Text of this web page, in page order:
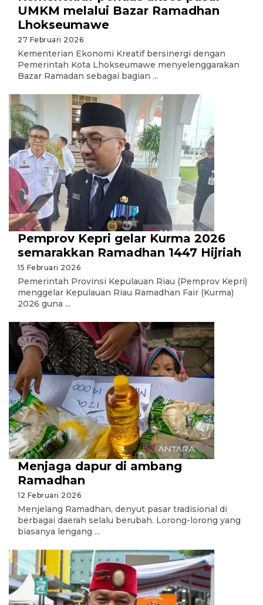
UMKM melalui Bazar Ramadhan
Lhokseumawe
27 Februari 2026
Kementerian Ekonomi Kreatif bersinergi dengan
Pemerintah Kota Lhokseumawe menyelenggarakan
Bazar Ramadan sebagai bagian ...
Pemprov Kepri gelar Kurma 2026
semarakkan Ramadhan 1447 Hijriah
15 Februari 2026
Pemerintah Provinsi Kepulauan Riau (Pemprov Kepri)
menggelar Kepulauan Riau Ramadhan Fair (Kurma)
2026 guna ...
Menjaga dapur di ambang
Ramadhan
12 Februari 2026
Menjelang Ramadhan, denyut pasar tradisional di
berbagai daerah selalu berubah. Lorong-lorong yang
biasanya lengang ...